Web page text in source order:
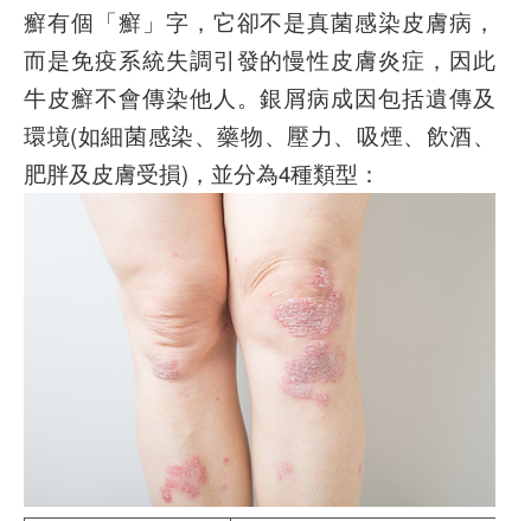
癬有個「癬」字，它卻不是真菌感染皮膚病，
而是免疫系統失調引發的慢性皮膚炎症，因此
牛皮癬不會傳染他人。銀屑病成因包括遺傳及
環境(如細菌感染、藥物、壓力、吸煙、飲酒、
肥胖及皮膚受損)，並分為4種類型：